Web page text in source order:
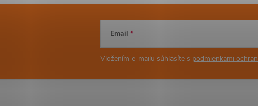
Email
Vložením e-mailu súhlasíte s podmienkami